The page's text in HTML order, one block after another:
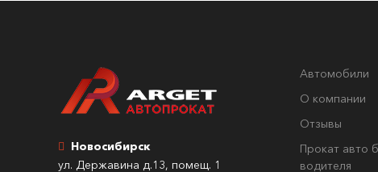
Новосибирск
ул. Державина д.13, помещ. 1
Автомобили
О компании
Отзывы
Прокат авто
водителя